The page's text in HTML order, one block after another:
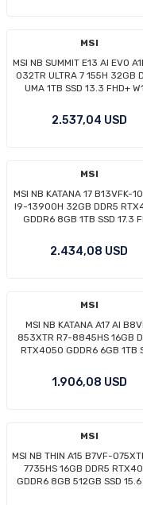
MSI
MSI NB SUMMIT E13 AI EVO
032TR ULTRA 7 155H 32GB
UMA 1TB SSD 13.3 FHD+
2.537,04 USD
MSI
MSI NB KATANA 17 B13VFK-
I9-13900H 32GB DDR5
GDDR6 8GB 1TB SSD 17.3
2.434,08 USD
MSI
MSI NB KATANA A17 AI
853XTR R7-8845HS 16GB
RTX4050 GDDR6 6GB 1TB
1.906,08 USD
MSI
MSI NB THIN A15 B7VF-
7735HS 16GB DDR5
GDDR6 8GB 512GB SSD 15.6